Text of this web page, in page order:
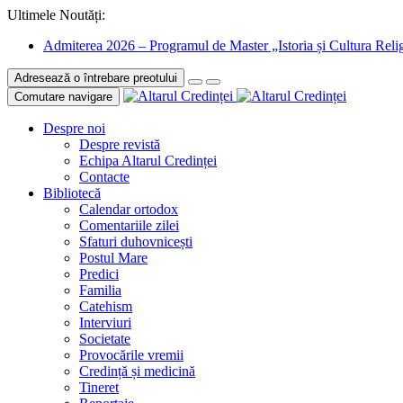
Ultimele Noutăți:
Admiterea 2026 – Programul de Master „Istoria și Cultura
Adresează o întrebare preotului
Comutare navigare
Despre noi
Despre revistă
Echipa Altarul Credinței
Contacte
Bibliotecă
Calendar ortodox
Comentariile zilei
Sfaturi duhovnicești
Postul Mare
Predici
Familia
Catehism
Interviuri
Societate
Provocările vremii
Credință și medicină
Tineret